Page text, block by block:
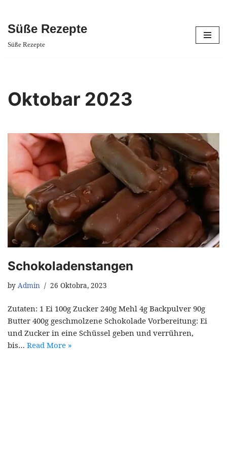
Süße Rezepte
Süße Rezepte
Oktobar 2023
Schokoladenstangen
by Admin 26 Oktobra, 2023
Zutaten: 1 Ei 100g Zucker 240g Mehl 4g Backpulver 90g
Butter 400g geschmolzene Schokolade Vorbereitung: Ei
und Zucker in eine Schüssel geben und verrühren,
bis… Read More »